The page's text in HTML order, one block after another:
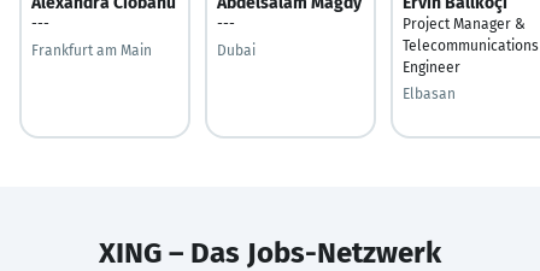
---
Frankfurt am Main
---
Dubai
Project Manager &
Telecommunications
Engineer
Elbasan
XING – Das Jobs-Netzwerk